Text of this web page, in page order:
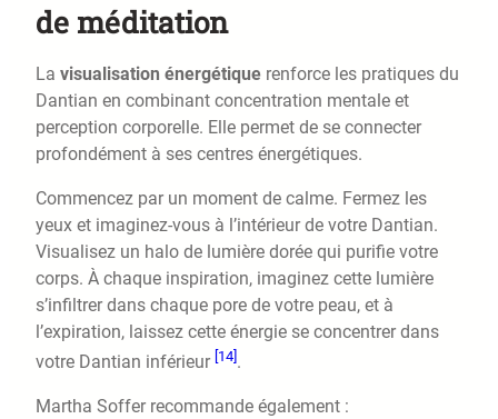
de méditation
La visualisation énergétique renforce les pratiques du
Dantian en combinant concentration mentale et
perception corporelle. Elle permet de se connecter
profondément à ses centres énergétiques.
Commencez par un moment de calme. Fermez les
yeux et imaginez-vous à l’intérieur de votre Dantian.
Visualisez un halo de lumière dorée qui purifie votre
corps. À chaque inspiration, imaginez cette lumière
s’infiltrer dans chaque pore de votre peau, et à
l’expiration, laissez cette énergie se concentrer dans
votre Dantian inférieur [14] .
Martha Soffer recommande également :